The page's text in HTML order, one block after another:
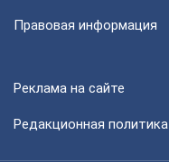
Правовая информация
Реклама на сайте
Редакционная политика